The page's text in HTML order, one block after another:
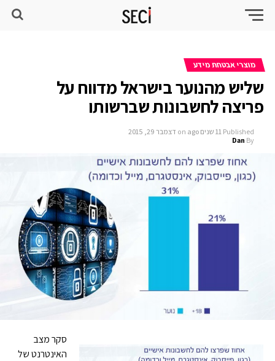
מוצרי אבטחת מידע
שליש מהנוער בישראל מדווח על
פריצה לחשבונות שברשותו
Published 11 שנים ago on דצמבר 29, 2015
By
Dan
סקר מצב
האינטרנט של